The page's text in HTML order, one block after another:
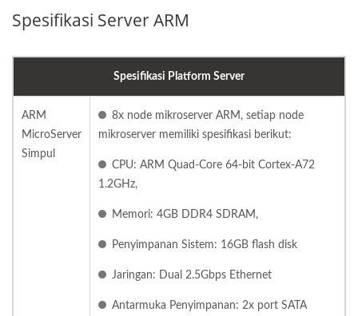
Spesifikasi Server ARM
Spesifikasi Platform Server
ARM
MicroServer
Simpul
8x node mikroserver ARM, setiap node
mikroserver memiliki spesifikasi berikut:
CPU: ARM Quad-Core 64-bit Cortex-A72
1.2GHz,
Memori: 4GB DDR4 SDRAM,
Penyimpanan Sistem: 16GB flash disk
Jaringan: Dual 2.5Gbps Ethernet
Antarmuka Penyimpanan: 2x port SATA